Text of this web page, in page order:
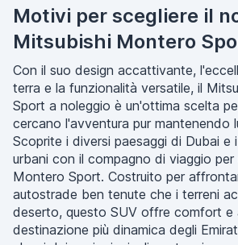
Motivi per scegliere il
Mitsubishi Montero
Con il suo design accattivante,
terra e la funzionalità versatile, il
Sport a noleggio è un'ottima scelta
cercano l'avventura pur mantenendo
Scoprite i diversi paesaggi di Dubai e
urbani con il compagno di viaggio per
Montero Sport. Costruito per
autostrade ben tenute che i terreni
deserto, questo SUV offre comfort e
destinazione più dinamica degli